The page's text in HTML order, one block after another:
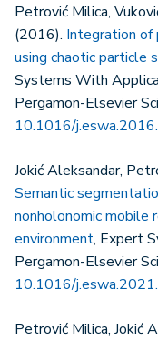
Petrović Milica,
(2016). Integration of
using chaotic particle
Systems With
Pergamon-Elsevier
10.1016/
Jokić Aleksandar,
Semantic
nonholonomic mobile
environment, Expert
Pergamon-Elsevier
10.1016/
Petrović Milica, Jokić